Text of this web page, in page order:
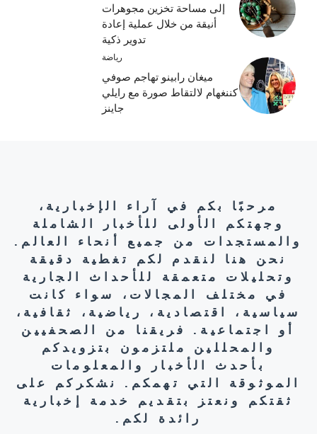
إلى مساحة تخزين مجوهرات
أنيقة من خلال عملية إعادة
تدوير ذكية
رياضة
ميغان رابينو تهاجم صوفي
كننغهام لالتقاط صورة مع رايلي
جاينز
مرحبًا بكم في آراء الإخبارية،
وجهتكم الأولى للأخبار الشاملة
والمستجدات من جميع أنحاء العالم.
نحن هنا لنقدم لكم تغطية دقيقة
وتحليلات متعمقة للأحداث الجارية
في مختلف المجالات، سواء كانت
سياسية، اقتصادية، رياضية، ثقافية،
أو اجتماعية. فريقنا من الصحفيين
والمحللين ملتزمون بتزويدكم
بأحدث الأخبار والمعلومات
الموثوقة التي تهمكم. نشكركم على
ثقتكم ونعتز بتقديم خدمة إخبارية
رائدة لكم.